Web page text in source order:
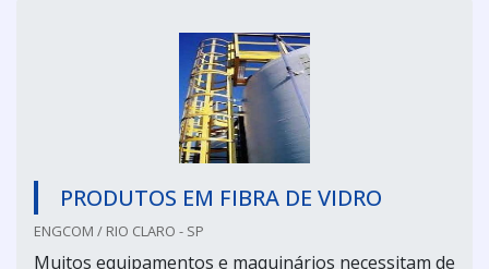
PRODUTOS EM FIBRA DE VIDRO
ENGCOM / RIO CLARO - SP
Muitos equipamentos e maquinários necessitam de